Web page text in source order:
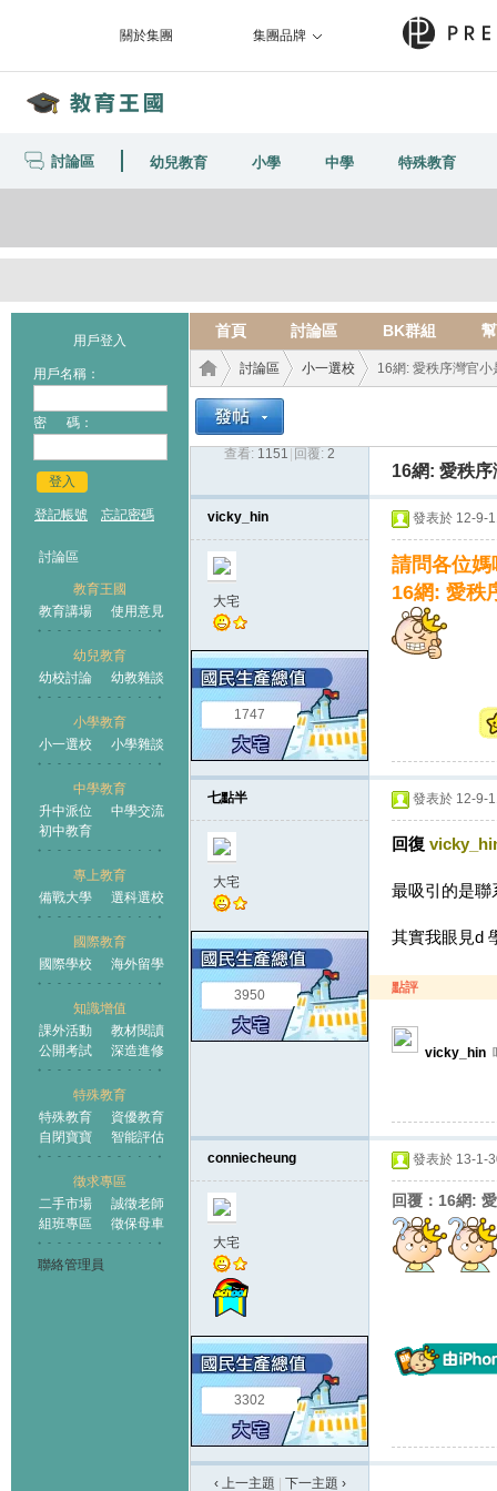
關於集團 集團品牌
討論區 幼兒教育 小學 中學 特殊教育
用戶登入
用戶名稱：
密 碼：
登入
登記帳號 忘記密碼
討論區
教育王國
教育講場
使用意見
幼兒教育
幼校討論
幼教雜談
小學教育
小一選校
小學雜談
中學教育
升中派位
中學交流
初中教育
專上教育
備戰大學
選科選校
國際教育
國際學校
海外留學
知識增值
課外活動
教材閱讀
公開考試
深造進修
特殊教育
特殊教育
資優教育
自閉寶寶
智能評估
徵求專區
二手市場
誠徵老師
組班專區
徵保母車
聯絡管理員
首頁 討論區 BK群組
王國
討論區
›
小一選校 16網: 愛秩序灣官
查看: 1151 回覆: 2
16網: 愛秩
vicky_hin
大宅
1747
發表於 12-9-
請問各位媽
16網: 愛秩
七點半
大宅
3950
發表於 12-9-
回復
最吸引的是聯
其實我眼見d
點評
vicky_hin
conniecheung
大宅
3302
發表於 13-1-
回覆：16網:
‹ 上一主題 下一主題 ›